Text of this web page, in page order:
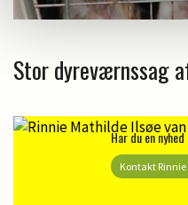
Stor dyreværnssag
Har du en
Kontakt